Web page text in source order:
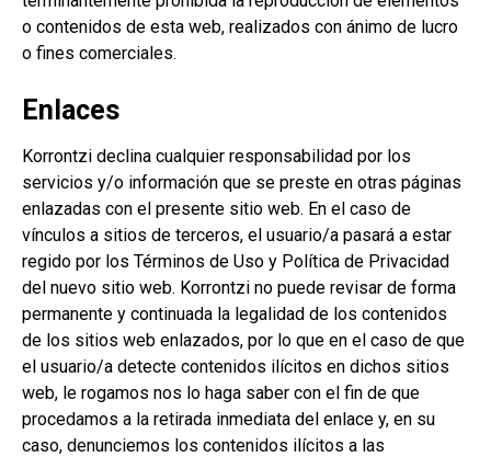
o contenidos de esta web, realizados con ánimo de lucro
o fines comerciales.
Enlaces
Korrontzi declina cualquier responsabilidad por los
servicios y/o información que se preste en otras páginas
enlazadas con el presente sitio web. En el caso de
vínculos a sitios de terceros, el usuario/a pasará a estar
regido por los Términos de Uso y Política de Privacidad
del nuevo sitio web. Korrontzi no puede revisar de forma
permanente y continuada la legalidad de los contenidos
de los sitios web enlazados, por lo que en el caso de que
el usuario/a detecte contenidos ilícitos en dichos sitios
web, le rogamos nos lo haga saber con el fin de que
procedamos a la retirada inmediata del enlace y, en su
caso, denunciemos los contenidos ilícitos a las